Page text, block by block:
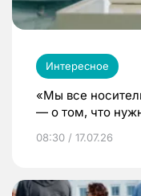
Интересное
«Мы все
— о том, что
08:30 / 17.07.26